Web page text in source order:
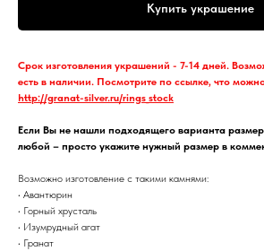
Купить украшение
Срок изготовления украшений - 7-14 дней.
есть в наличии. Посмотрите по ссылке, что
http://granat-silver.ru/rings_stock
Если Вы не нашли подходящего варианта
любой – просто укажите нужный размер в
Возможно изготовление с такими камнями:
• Авантюрин
• Горный хрусталь
• Изумрудный агат
• Гранат